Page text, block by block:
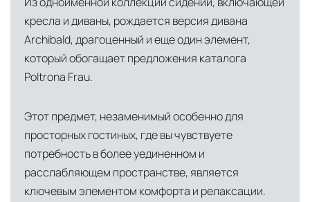
товары в надлежащих климатических
условиях. Наличие собственной
инфраструктуры позволяет сократить сроки
доставки и обеспечить полный контроль над
сохранностью продукции.
Глобальная сеть распределительных
центров
Помимо Москвы, мы располагаем
логистическими узлами в ключевых
международных хабах:
кресла и диваны, рождается версия дивана
Archibald, драгоценный и еще один элемент,
который обогащает предложения каталога
Poltrona Frau.
Этот предмет, незаменимый особенно для
просторных гостиных, где вы чувствуете
потребность в более уединенном и
расслабляющем пространстве, является
ключевым элементом комфорта и релаксации.